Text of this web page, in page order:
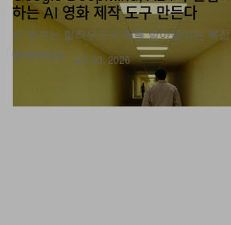
엔터테인먼트
이 투자는 할리우드가 AI를 받아들이는 복잡
Jun 23, 2026